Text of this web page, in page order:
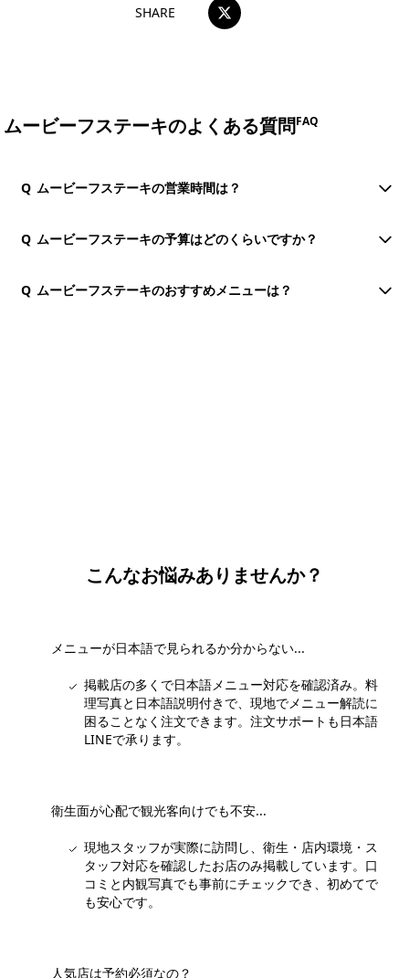
SHARE
ムービーフステーキのよくある質問FAQ
Q ムービーフステーキの営業時間は？
Q ムービーフステーキの予算はどのくらいですか？
Q ムービーフステーキのおすすめメニューは？
こんなお悩みありませんか？
メニューが日本語で見られるか分からない...
掲載店の多くで日本語メニュー対応を確認済み。料
理写真と日本語説明付きで、現地でメニュー解読に
困ることなく注文できます。注文サポートも日本語
LINEで承ります。
衛生面が心配で観光客向けでも不安...
現地スタッフが実際に訪問し、衛生・店内環境・ス
タッフ対応を確認したお店のみ掲載しています。口
コミと内観写真でも事前にチェックでき、初めてで
も安心です。
人気店は予約必須なの？